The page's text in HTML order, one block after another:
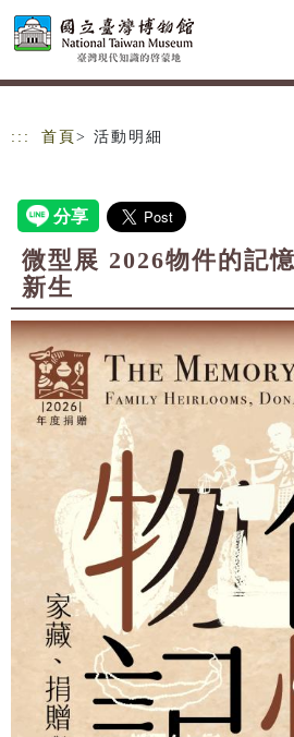
跳到主要內容
網站導覽
::: 首頁 > 活動明細
微型展 2026物件的記
新生